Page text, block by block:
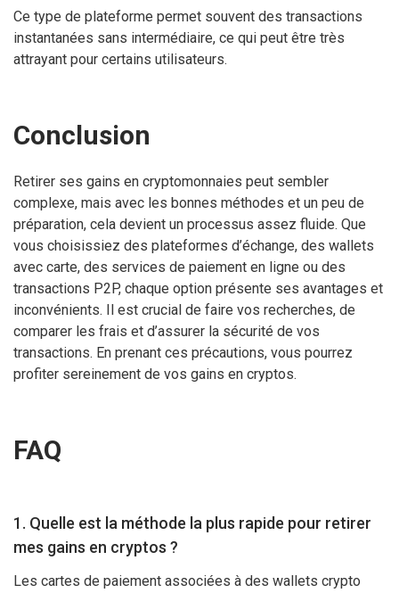
Ce type de plateforme permet souvent des transactions
instantanées sans intermédiaire, ce qui peut être très
attrayant pour certains utilisateurs.
Conclusion
Retirer ses gains en cryptomonnaies peut sembler
complexe, mais avec les bonnes méthodes et un peu de
préparation, cela devient un processus assez fluide. Que
vous choisissiez des plateformes d’échange, des wallets
avec carte, des services de paiement en ligne ou des
transactions P2P, chaque option présente ses avantages et
inconvénients. Il est crucial de faire vos recherches, de
comparer les frais et d’assurer la sécurité de vos
transactions. En prenant ces précautions, vous pourrez
profiter sereinement de vos gains en cryptos.
FAQ
1. Quelle est la méthode la plus rapide pour retirer
mes gains en cryptos ?
Les cartes de paiement associées à des wallets crypto